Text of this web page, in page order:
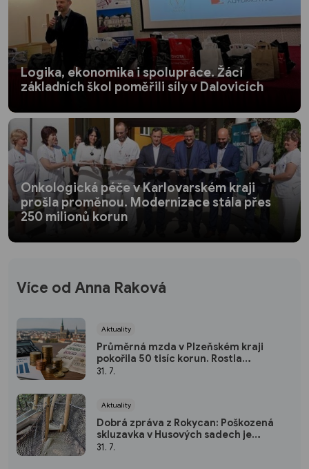
Logika, ekonomika i spolupráce. Žáci
základních škol poměřili síly v Dalovicích
Onkologická péče v Karlovarském kraji
prošla proměnou. Modernizace stála přes
250 milionů korun
Více od Anna Raková
Aktuality
Průměrná mzda v Plzeňském kraji
pokořila 50 tisíc korun. Rostla
nejrychleji za pět let
31. 7.
Aktuality
Dobrá zpráva z Rokycan: Poškozená
skluzavka v Husových sadech je
opravena
31. 7.